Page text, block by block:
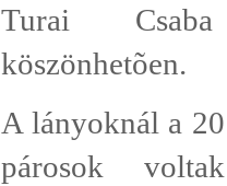
Turai
köszönhetõen.
A lányoknál a
párosok